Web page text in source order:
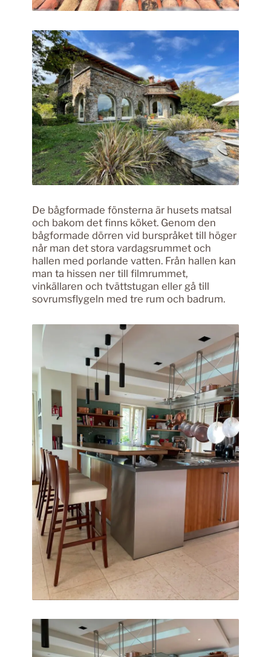
De bågformade fönsterna är husets matsal
och bakom det finns köket. Genom den
bågformade dörren vid burspråket till höger
når man det stora vardagsrummet och
hallen med porlande vatten. Från hallen kan
man ta hissen ner till filmrummet,
vinkällaren och tvättstugan eller gå till
sovrumsflygeln med tre rum och badrum.